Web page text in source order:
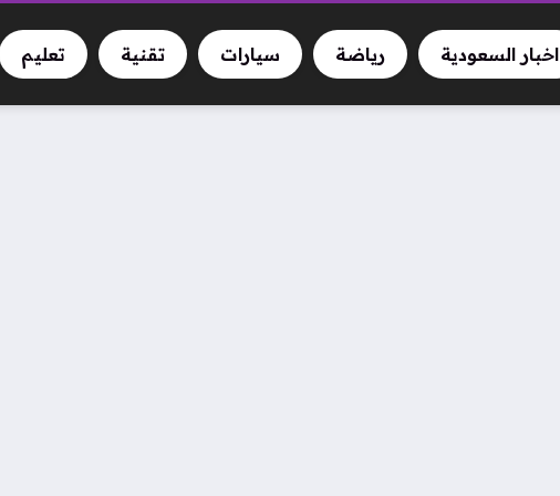
اخبار السعودية رياضة سيارات تقنية تعليم